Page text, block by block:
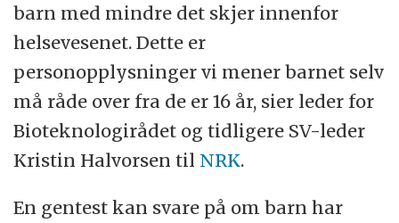
barn med mindre det skjer innenfor
helsevesenet. Dette er
personopplysninger vi mener barnet selv
må råde over fra de er 16 år, sier leder for
Bioteknologirådet og tidligere SV-leder
Kristin Halvorsen til NRK.
En gentest kan svare på om barn har